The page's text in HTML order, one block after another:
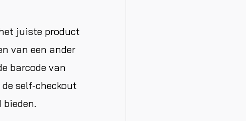
juiste product
van een ander
barcode van
self-checkout